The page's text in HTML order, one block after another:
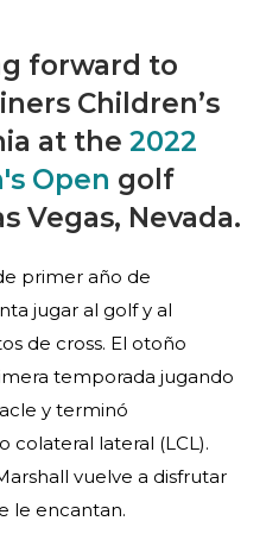
forward to
Children’s
at the 2022
Open golf
Vegas, Nevada.
primer año de
jugar al golf y al
de cross. El otoño
temporada jugando
y terminó
colateral lateral (LCL).
vuelve a disfrutar
le encantan.